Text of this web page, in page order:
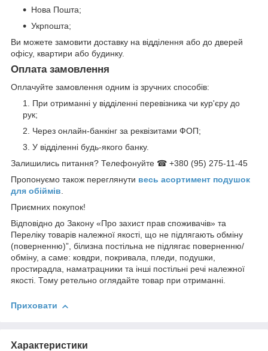
Нова Пошта;
Укрпошта;
Ви можете замовити доставку на відділення або до дверей
офісу, квартири або будинку.
Оплата замовлення
Оплачуйте замовлення одним із зручних способів:
При отриманні у відділенні перевізника чи кур'єру до
рук;
Через онлайн-банкінг за реквізитами ФОП;
У відділенні будь-якого банку.
Залишились питання? Телефонуйте ☎ +380 (95) 275-11-45
Пропонуємо також переглянути весь асортимент подушок
для обіймів.
Приємних покупок!
Відповідно до Закону «Про захист прав споживачів» та
Переліку товарів належної якості, що не підлягають обміну
(поверненню)”, білизна постільна не підлягає поверненню/
обміну, а саме: ковдри, покривала, пледи, подушки,
простирадла, наматрацники та інші постільні речі належної
якості. Тому ретельно оглядайте товар при отриманні.
Приховати
Характеристики